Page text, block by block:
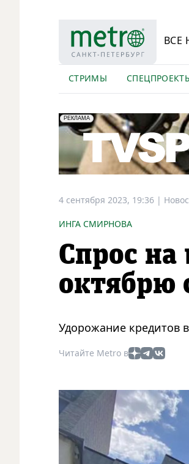
ВСЕ
СТРИМЫ
erid: LdtCK5Efv
РЕКЛАМА
АО "ГАТР", ИНН: 7841320717
4 сентября 2023, 19:36 |
ИНГА СМИРНОВА
Спрос на
октябрю
Удорожание кредитов
Читайте Metro в